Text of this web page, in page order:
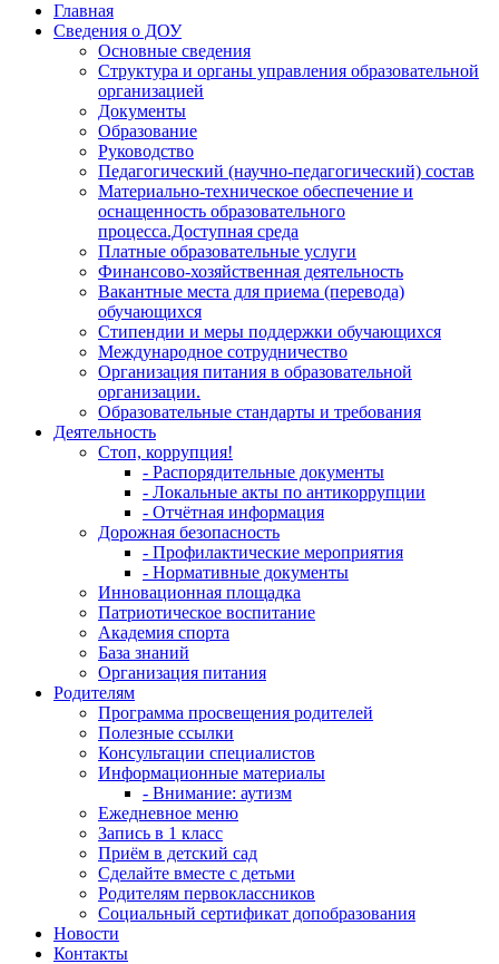
Главная
Сведения о ДОУ
Основные сведения
Структура и органы управления образовательной
организацией
Документы
Образование
Руководство
Педагогический (научно-педагогический) состав
Материально-техническое обеспечение и
оснащенность образовательного
процесса.Доступная среда
Платные образовательные услуги
Финансово-хозяйственная деятельность
Вакантные места для приема (перевода)
обучающихся
Стипендии и меры поддержки обучающихся
Международное сотрудничество
Организация питания в образовательной
организации.
Образовательные стандарты и требования
Деятельность
Стоп, коррупция!
- Распорядительные документы
- Локальные акты по антикоррупции
- Отчётная информация
Дорожная безопасность
- Профилактические мероприятия
- Нормативные документы
Инновационная площадка
Патриотическое воспитание
Академия спорта
База знаний
Организация питания
Родителям
Программа просвещения родителей
Полезные ссылки
Консультации специалистов
Информационные материалы
- Внимание: аутизм
Ежедневное меню
Запись в 1 класс
Приём в детский сад
Сделайте вместе с детьми
Родителям первоклассников
Социальный сертификат допобразования
Новости
Контакты